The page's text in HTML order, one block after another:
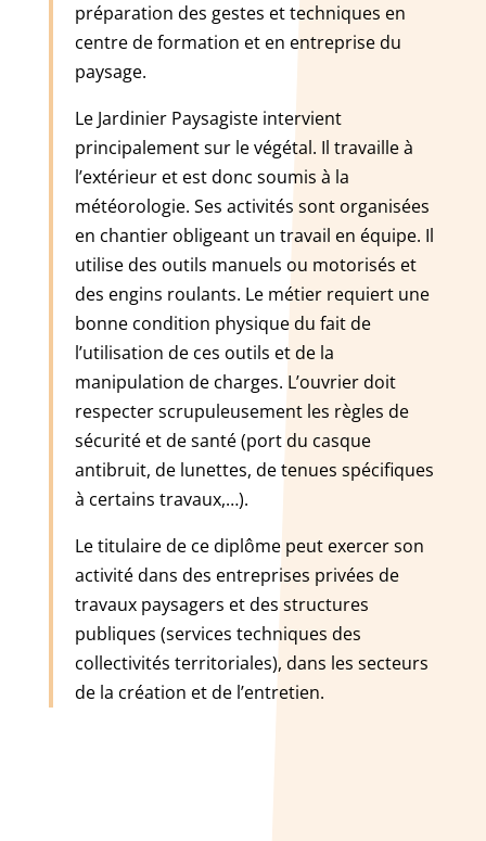
préparation des gestes et techniques en
centre de formation et en entreprise du
paysage.
Le Jardinier Paysagiste intervient
principalement sur le végétal. Il travaille à
l’extérieur et est donc soumis à la
météorologie. Ses activités sont organisées
en chantier obligeant un travail en équipe. Il
utilise des outils manuels ou motorisés et
des engins roulants. Le métier requiert une
bonne condition physique du fait de
l’utilisation de ces outils et de la
manipulation de charges. L’ouvrier doit
respecter scrupuleusement les règles de
sécurité et de santé (port du casque
antibruit, de lunettes, de tenues spécifiques
à certains travaux,…).
Le titulaire de ce diplôme peut exercer son
activité dans des entreprises privées de
travaux paysagers et des structures
publiques (services techniques des
collectivités territoriales), dans les secteurs
de la création et de l’entretien.